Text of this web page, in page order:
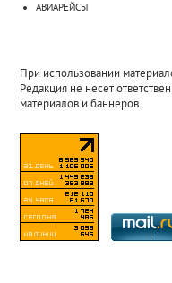
АВИАРЕЙСЫ
При использовании
Редакция не несет
материалов и баннеров.